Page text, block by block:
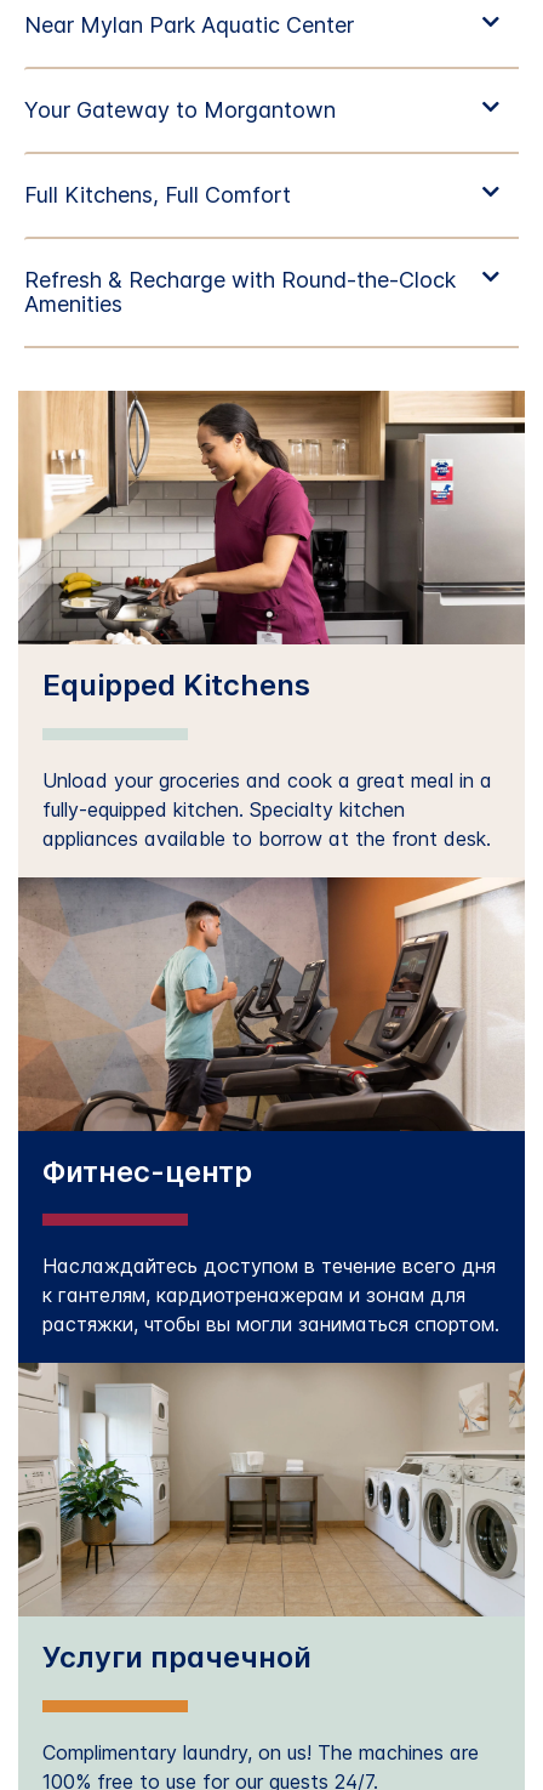
Equipped Kitchens
Unload your groceries and cook a great meal in a
fully-equipped kitchen. Specialty kitchen
appliances available to borrow at the front desk.
Фитнес-центр
Наслаждайтесь доступом в течение всего дня
к гантелям, кардиотренажерам и зонам для
растяжки, чтобы вы могли заниматься спортом.
Услуги прачечной
Complimentary laundry, on us! The machines are
100% free to use for our guests 24/7.